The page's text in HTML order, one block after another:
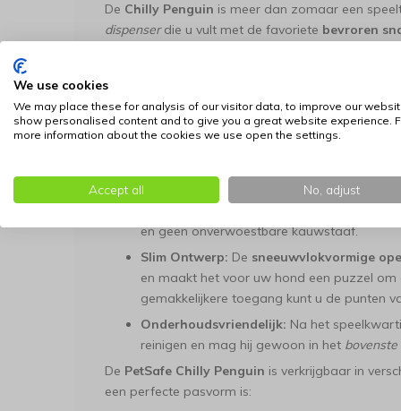
De Chilly Penguin is meer dan zomaar een
dispenserdie u vult met de favoriete bevroren
Uitdagend Speelplezier:Deafgeronde
uitdagende wiebel , waardoor uw hond
Duurzaam en Veilig:
Gemaakt van
en geen onverwoestbare kauwstaaf.
Slim Ontwerp: De sneeuwvlokvormige
en maakt het voor uw hond een puzzel
gemakkelijkere toegang kunt u de punten
Onderhoudsvriendelijk: Na het
reinigen en mag hij gewoon in het
De PetSafe Chilly Penguin is verkrijgbaar in
een perfecte pasvorm is:
We use cookies
We may place these for analysis of our visitor data, to improve our
show personalised content and to give you a great website experience.
more information about the cookies we use open the settings.
Accept all No, adjust